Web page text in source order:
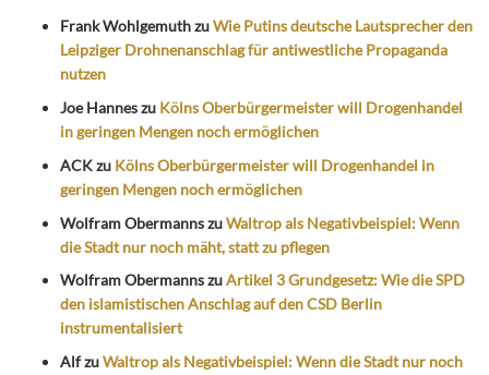
Frank WohlgemuthzuWie Putins deutsche Lautsprecher den
Leipziger Drohnenanschlag für antiwestliche Propaganda
nutzen
Joe Hanneszu Kölns Oberbürgermeister will Drogenhandel
in geringen Mengen noch ermöglichen
ACKzu Kölns Oberbürgermeister will Drogenhandel in
geringen Mengen noch ermöglichen
Wolfram ObermannszuWaltrop als Negativbeispiel: Wenn
die Stadt nur noch mäht, statt zu pflegen
Wolfram ObermannszuArtikel 3 Grundgesetz: Wie die SPD
den islamistischen Anschlag auf den CSD Berlin
instrumentalisiert
AlfzuWaltrop als Negativbeispiel: Wenn die Stadt nur noch